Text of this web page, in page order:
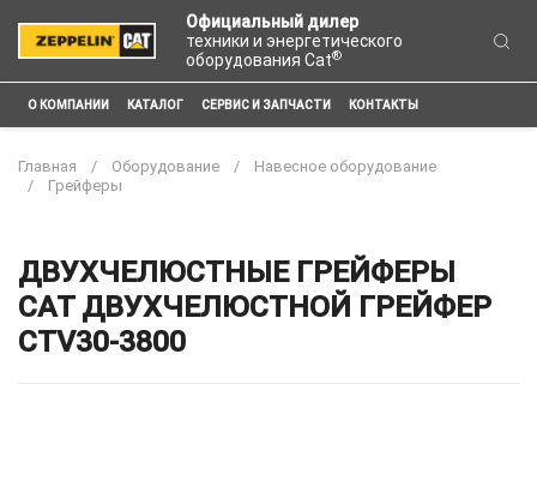
Официальный дилер
техники и энергетического
оборудования Cat®
О КОМПАНИИ КАТАЛОГ СЕРВИС И ЗАПЧАСТИ КОНТАКТЫ
Главная Оборудование
Навесное оборудование
Грейферы
ДВУХЧЕЛЮСТНЫЕ ГРЕЙФЕРЫ
CAT ДВУХЧЕЛЮСТНОЙ ГРЕЙФЕР
CTV30-3800